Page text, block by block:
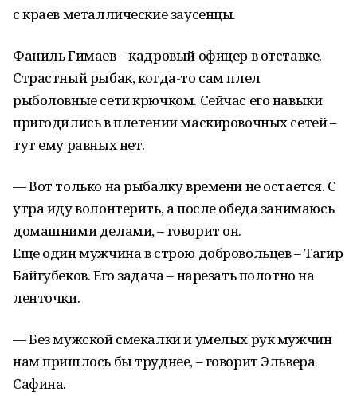
с краев металлические заусенцы.
Фаниль Гимаев – кадровый офицер в отставке.
Страстный рыбак, когда-то сам плел
рыболовные сети крючком. Сейчас его навыки
пригодились в плетении маскировочных сетей –
тут ему равных нет.
— Вот только на рыбалку времени не остается. С
утра иду волонтерить, а после обеда занимаюсь
домашними делами, – говорит он.
Еще один мужчина в строю добровольцев – Тагир
Байгубеков. Его задача – нарезать полотно на
ленточки.
— Без мужской смекалки и умелых рук мужчин
нам пришлось бы труднее, – говорит Эльвера
Сафина.